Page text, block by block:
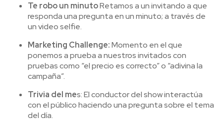
Te robo un minutoRetamos a un invitando a que
responda una pregunta en un minuto; a través de
un video selfie.
Marketing Challenge:Momento en el que
ponemos a prueba a nuestros invitados con
pruebas como “el precio es correcto” o “adivina la
campaña”.
Trivia del mes: El conductor del show interactúa
con el público haciendo una pregunta sobre el tema
del día.